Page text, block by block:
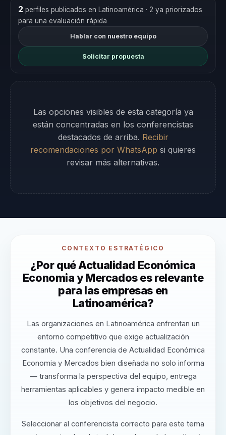
2 perfiles publicados en Latinoamérica · 2 ya priorizados
para una evaluación rápida
Hablar con nuestro equipo
Solicitar propuesta
Las opciones visibles de esta categoría ya
están concentradas en los conferencistas
destacados de arriba. Recibir
recomendaciones por WhatsApp si quieres
revisar más alternativas.
CONTEXTO ESTRATÉGICO
¿Por qué Actualidad Económica
Economia y Mercados es relevante
para las empresas en
Latinoamérica?
Las organizaciones en Latinoamérica enfrentan un
entorno competitivo que exige actualización
constante. Una conferencia de Actualidad Económica
Economia y Mercados bien diseñada no solo informa
— transforma la perspectiva del equipo, entrega
herramientas aplicables y genera impacto medible en
los objetivos del negocio.
Seleccionar al conferencista correcto para este tema